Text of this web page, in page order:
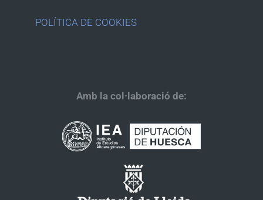
POLÍTICA DE COOKIES
Amb la col·laboració de: